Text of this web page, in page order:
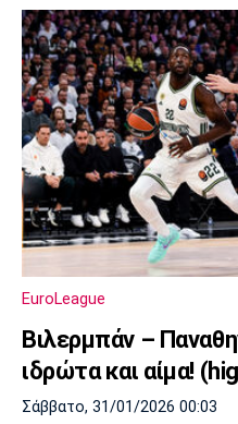
EuroLeague
Βιλερμπάν –
ιδρώτα και αίμα!
Σάββατο, 31/01/2026 00:03